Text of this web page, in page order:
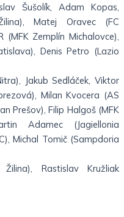
Šušolík, Adam Kopas,
Matej Oravec (FC
(MFK Zemplín Michalovce),
Denis Petro (Lazio
Jakub Sedláček, Viktor
Milan Kvocera (AS
Prešov), Filip Halgoš (MFK
Adamec (Jagiellonia
Michal Tomič (Sampdoria
Rastislav Kružliak